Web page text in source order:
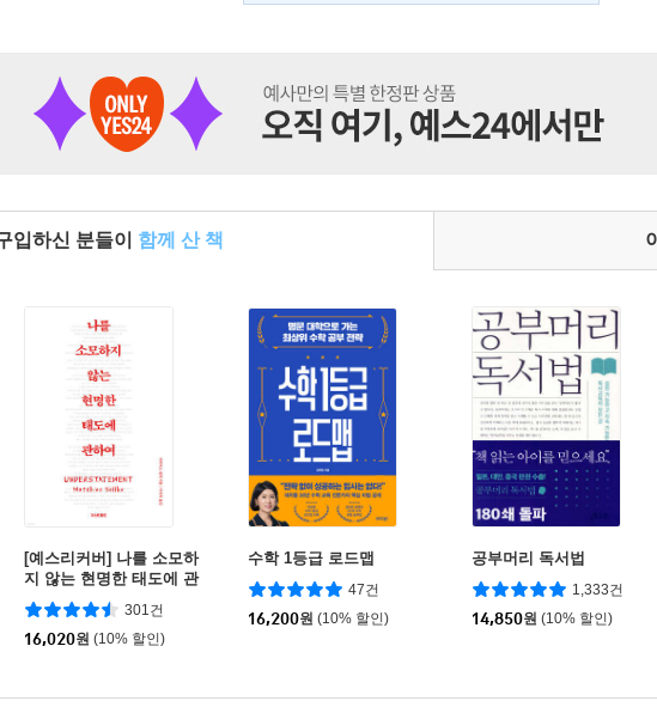
입하신 분들이 함께 산 책
[예스리커버] 나를 소모하
지 않는 현명한 태도에 관
하여
301건
16,020원 (10% 할인)
수학 1등급 로드맵
47건
16,200원 (10% 할인)
공부머리 독서법
1,333건
14,850원 (10% 할인)